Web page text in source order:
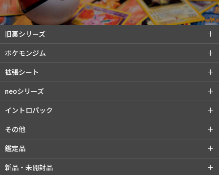
旧裏シリーズ
旧裏シリーズ (全商品)
第1弾（★）
第3弾 化石の秘密
ポケモンジム
ポケモンジム (全商品)
第1弾 カスミ
第2弾 エリカ
闇からの挑戦
拡張シート
拡張シート (全商品)
第2弾 赤版
neoシリーズ
neoシリーズ (全商品)
第2弾 遺跡をこえて...
第4弾 闇、そして光へ...
イントロパック
イントロパック (全商品)
ゼニガメデッキ
チコリータデッキ
その他
その他 (全商品)
サザンアイランド
鑑定品
鑑定品 (全商品)
新品・未開封品